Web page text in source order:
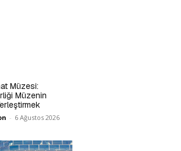
Müzesi:
Müzenin
- 6 Ağustos 2026